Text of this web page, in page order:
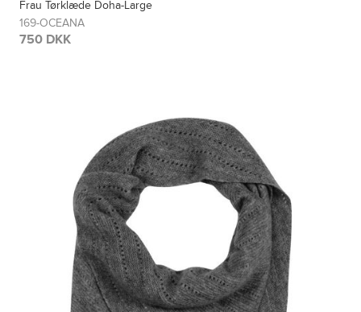
Frau Tørklæde Doha-Large
169-OCEANA
750 DKK